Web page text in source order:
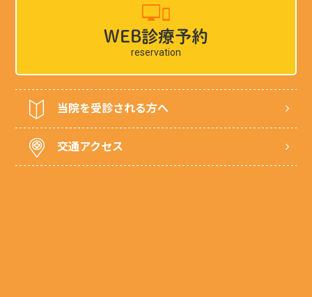
WEB診療予約
reservation
当院を受診される方へ
交通アクセス